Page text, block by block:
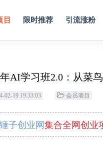
目 限时推荐 引流涨粉
AI学习班2.0：从菜
02-19 19:33:03 会员项目
子创业网 集合全网创业